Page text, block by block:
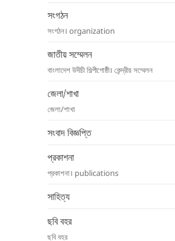
সংগঠন
সংগঠন। organization
জাতীয় সম্মেলন
বাংলাদেশ উদীচী শিল্পীগোষ্ঠী। কেন্দ্রীয় সম্মেলন
জেলা/শাখা
জেলা/শাখা
সংবাদ বিজ্ঞপ্তি
প্রকাশনা
প্রকাশনা। publications
সাহিত্য
ছবি বহর
ছবি বহর